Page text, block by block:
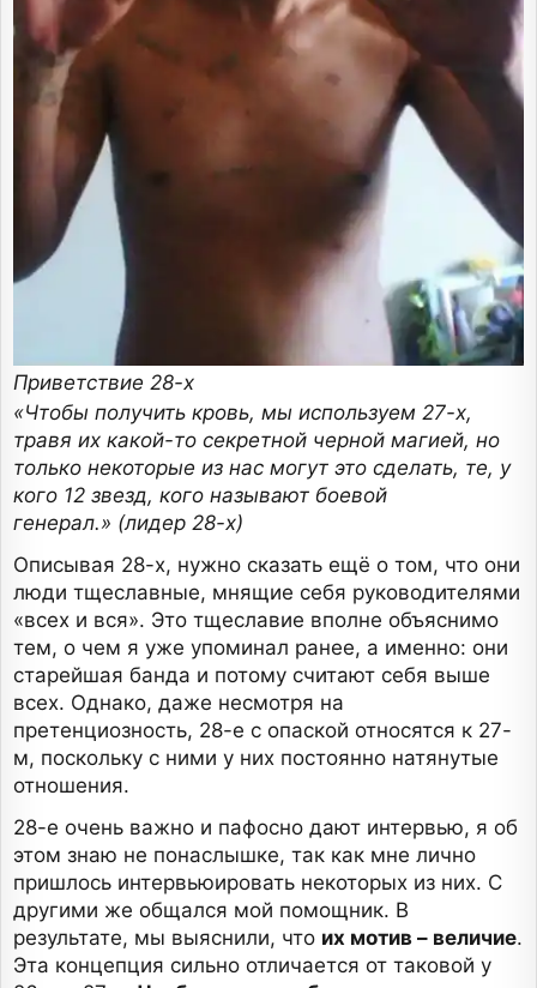
Приветствие 28-х
«Чтобы получить кровь, мы используем 27-х,
травя их какой-то секретной черной магией, но
только некоторые из нас могут это сделать, те, у
кого 12 звезд, кого называют боевой
генерал.» (лидер 28-х)
Описывая 28-х, нужно сказать ещё о том, что они
люди тщеславные, мнящие себя руководителями
«всех и вся». Это тщеславие вполне объяснимо
тем, о чем я уже упоминал ранее, а именно: они
старейшая банда и потому считают себя выше
всех. Однако, даже несмотря на
претенциозность, 28-е с опаской относятся к 27-
м, поскольку с ними у них постоянно натянутые
отношения.
28-е очень важно и пафосно дают интервью, я об
этом знаю не понаслышке, так как мне лично
пришлось интервьюировать некоторых из них. С
другими же общался мой помощник. В
результате, мы выяснили, что их мотив – величие.
Эта концепция сильно отличается от таковой у